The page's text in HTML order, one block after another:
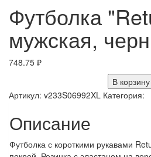
Футболка
мужская,
748.75 ₽
В корзину
Артикул: v233S06992XL Категория:
Описание
Футболка с короткими рукавами